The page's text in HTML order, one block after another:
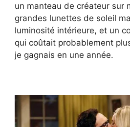
un manteau de créateur sur
grandes lunettes de soleil
luminosité intérieure, et un
qui coûtait probablement
je gagnais en une année.